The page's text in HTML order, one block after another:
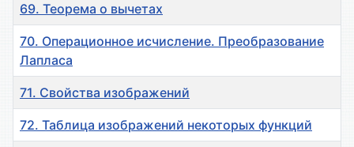
69. Теорема о вычетах
70. Операционное исчисление. Преобразование
Лапласа
71. Свойства изображений
72. Таблица изображений некоторых функций